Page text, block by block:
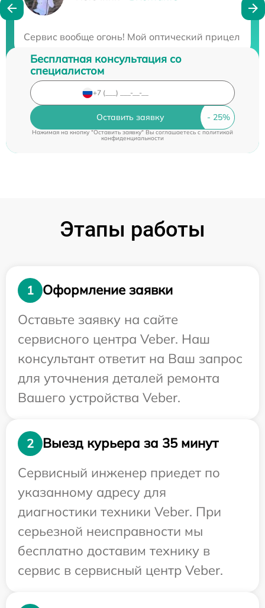
Сервис вообще огонь! Мой оптический прицел
Бесплатная консультация со
специалистом
Оставить заявку
Нажимая на кнопку "Оставить заявку" Вы соглашаетесь cполитикой
конфиденциальности
Этапы работы
1
Оформление заявки
Оставьте заявку на сайте
сервисного центра Veber. Наш
консультант ответит на Ваш запрос
для уточнения деталей ремонта
Вашего устройства Veber.
2
Выезд курьера за 35 минут
Сервисный инженер приедет по
указанному адресу для
диагностики техники Veber. При
серьезной неисправности мы
бесплатно доставим технику в
сервис в сервисный центр Veber.